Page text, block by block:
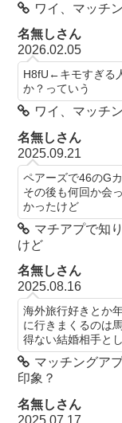
ワイ、マッチ
名無しさん
2026.02.05
H8fU←キモすぎる
か？っていう
ワイ、マッチ
名無しさん
2025.09.21
ペアーズで46のG
その後も何回か会
かったけど
マチアプで知
けど
名無しさん
2025.08.16
海外旅行好きとか
に行きまくるのは
得ない結婚相手と
マッチングア
印象？
名無しさん
2025.07.17